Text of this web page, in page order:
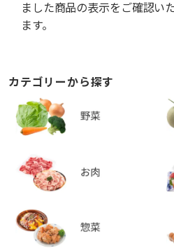
ました商品の表示をご確認い
ます。
カテゴリーから探す